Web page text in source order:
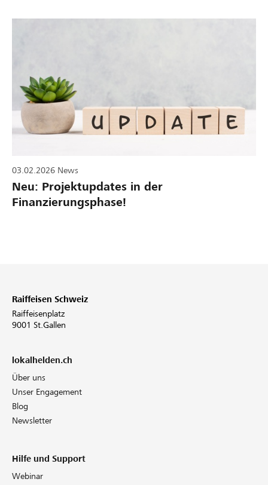
03.02.2026 News
Neu: Projektupdates in der
Finanzierungsphase!
Raiffeisen Schweiz
Raiffeisenplatz
9001 St.Gallen
lokalhelden.ch
Über uns
Unser Engagement
Blog
Newsletter
Hilfe und Support
Webinar